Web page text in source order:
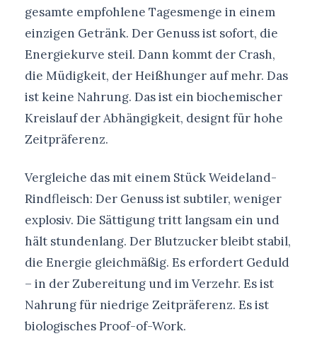
gesamte empfohlene Tagesmenge in einem
einzigen Getränk. Der Genuss ist sofort, die
Energiekurve steil. Dann kommt der Crash,
die Müdigkeit, der Heißhunger auf mehr. Das
ist keine Nahrung. Das ist ein biochemischer
Kreislauf der Abhängigkeit, designt für hohe
Zeitpräferenz.
Vergleiche das mit einem Stück Weideland-
Rindfleisch: Der Genuss ist subtiler, weniger
explosiv. Die Sättigung tritt langsam ein und
hält stundenlang. Der Blutzucker bleibt stabil,
die Energie gleichmäßig. Es erfordert Geduld
– in der Zubereitung und im Verzehr. Es ist
Nahrung für niedrige Zeitpräferenz. Es ist
biologisches Proof-of-Work.